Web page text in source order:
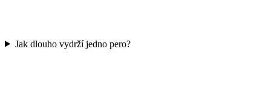
Jak dlouho vydrží jedno pero?